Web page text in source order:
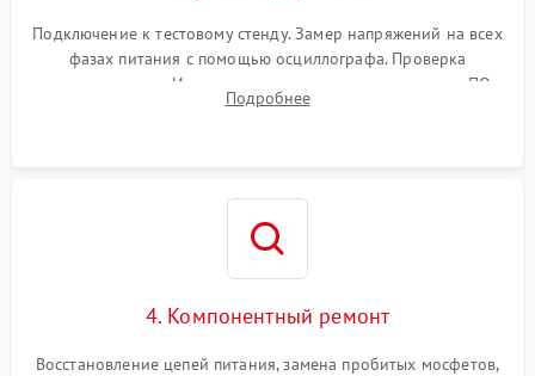
Подключение к тестовому стенду. Замер напряжений на всех
фазах питания с помощью осциллографа. Проверка
инициализации. Использование специализированного ПО
MATS
Подробнее
4. Компонентный ремонт
Восстановление цепей питания, замена пробитых мосфетов,